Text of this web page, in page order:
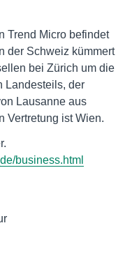
Trend Micro befindet
der Schweiz kümmert
bei Zürich um die
Landesteils, der
Lausanne aus
Vertretung ist Wien.
business.html